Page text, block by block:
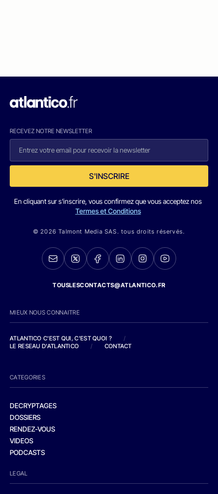
RECEVEZ NOTRE NEWSLETTER
S'INSCRIRE
En cliquant sur s'inscrire, vous confirmez que vous acceptez nos
Termes et Conditions
© 2026 Talmont Media SAS. tous droits réservés.
TOUSLESCONTACTS@ATLANTICO.FR
MIEUX NOUS CONNAITRE
ATLANTICO C'EST QUI, C'EST QUOI ?
/
LE RESEAU D'ATLANTICO
/ CONTACT
CATEGORIES
DECRYPTAGES
DOSSIERS
RENDEZ-VOUS
VIDEOS
PODCASTS
LEGAL